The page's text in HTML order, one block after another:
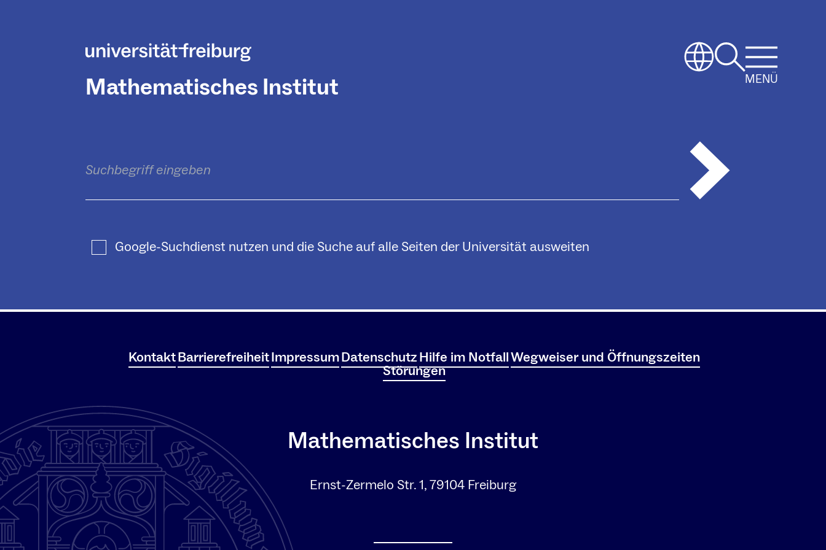
Mathematisches Institut MENÜ
Google-Suchdienst nutzen und die Suche auf alle Seiten der Universität ausweiten
KontaktBarrierefreiheitImpressumDatenschutzHilfe im NotfallWegweiser und Öffnungszeiten
Störungen
Mathematisches Institut
Ernst-Zermelo Str. 1, 79104 Freiburg